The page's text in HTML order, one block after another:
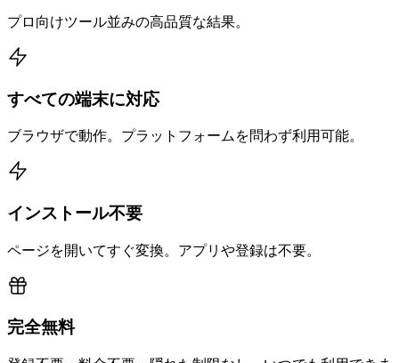
プロ向けツール並みの高品質な結果。
すべての端末に対応
ブラウザで動作。プラットフォームを問わず利用可能。
インストール不要
ページを開いてすぐ変換。アプリや登録は不要。
完全無料